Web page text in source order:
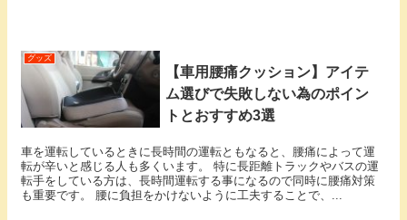
グッズ
【車用腰痛クッション】アイテ
ム選びで失敗しない為のポイン
トとおすすめ3選
車を運転しているときに長時間の運転ともなると、腰痛によって運
転が辛いと感じる人も多くいます。 特に長距離トラックやバスの運
転手をしている方は、長時間運転する事になるので同時に腰痛対策
も重要です。 腰に負担をかけないように工夫することで、...